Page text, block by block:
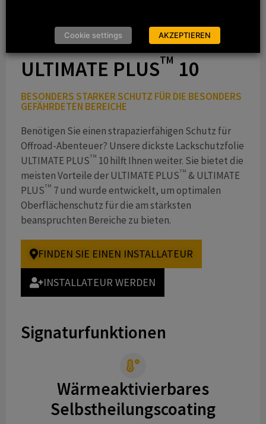
ULTIMATE PLUSTM 10
BESONDERS STARKER SCHUTZ FÜR DIE BESONDERS
GEFÄHRDETEN BEREICHE
Benötigen Sie einen strapazierfähigen Schutz für
Offroad-Abenteuer? Unsere dickste Lackschutzfolie
ULTIMATE PLUSTM 10 hilft Ihnen weiter. Sie bietet die
meisten Vorteile der ULTIMATE PLUSTM & ULTIMATE
PLUSTM 7 und wurde entwickelt, um optimalen
Oberflächenschutz für die am stärksten
beanspruchten Bereiche zu bieten.
FINDEN SIE EINEN INSTALLATEUR
INSTALLATEUR WERDEN
Signaturfunktionen
Wärmeaktivierbares
Selbstheilungscoating
Cookie settings AKZEPTIEREN